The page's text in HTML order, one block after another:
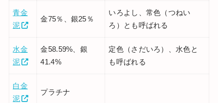
青金
泥
金75％、銀25％
いろよし、常色（つねい
ろ）とも呼ばれる
水金
泥
金58.59%、銀
41.4%
定色（さだいろ）、水色と
も呼ばれる
白金
泥
プラチナ